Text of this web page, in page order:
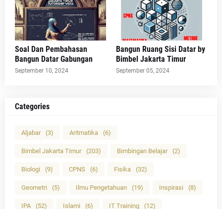
Soal Dan Pembahasan
Bangun Datar Gabungan
September 10, 2024
Bangun Ruang Sisi Datar by
Bimbel Jakarta Timur
September 05, 2024
Categories
Aljabar (3) Aritmatika (6)
Bimbel Jakarta Timur (203) Bimbingan Belajar (2)
Biologi (9) CPNS (6) Fisika (32)
Geometri (5) Ilmu Pengetahuan (19) Inspirasi (8)
IPA (52) Islami (6) IT Training (12)